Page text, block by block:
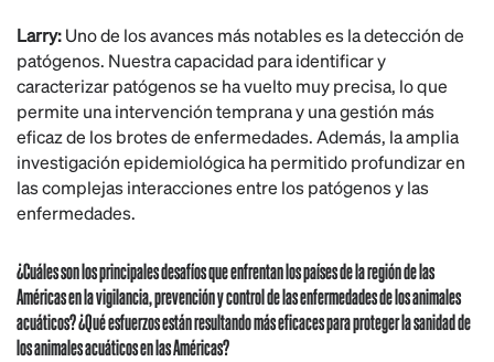
Larry:Uno de los avances más notables es la detección de
patógenos. Nuestra capacidad para identificar y
caracterizar patógenos se ha vuelto muy precisa, lo que
permite una intervención temprana y una gestión más
eficaz de los brotes de enfermedades. Además, la amplia
investigación epidemiológica ha permitido profundizar en
las complejas interacciones entre los patógenos y las
enfermedades.
¿Cuáles son los principales desafíos que enfrentan los países de la región de las
Américas en la vigilancia, prevención y control de las enfermedades de los animales
acuáticos? ¿Qué esfuerzos están resultando más eficaces para proteger la sanidad de
los animales acuáticos en las Américas?